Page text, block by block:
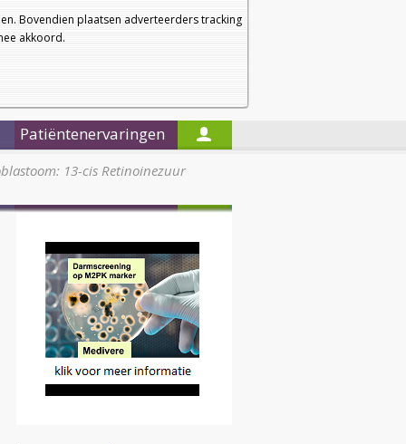
Bovendien plaatsen adverteerders tracking
akkoord.
a
a
Nieuwsbrief
Startpagina
Patiëntenervaringen
13-cis Retinoinezuur